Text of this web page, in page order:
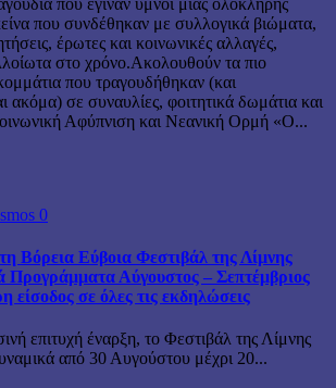
που συνδέθηκαν με συλλογικά βιώματα,
έρωτες και κοινωνικές αλλαγές,
στο χρόνο.Ακολουθούν τα πιο
που τραγουδήθηκαν (και
ακόμα) σε συναυλίες, φοιτητικά δωμάτια και
Αφύπνιση και Νεανική Ορμή «Ο...
0
Βόρεια Εύβοια Φεστιβάλ της Λίμνης
Προγράμματα Αύγουστος – Σεπτέμβριος
είσοδος σε όλες τις εκδηλώσεις
επιτυχή έναρξη, το Φεστιβάλ της Λίμνης
από 30 Αυγούστου μέχρι 20...